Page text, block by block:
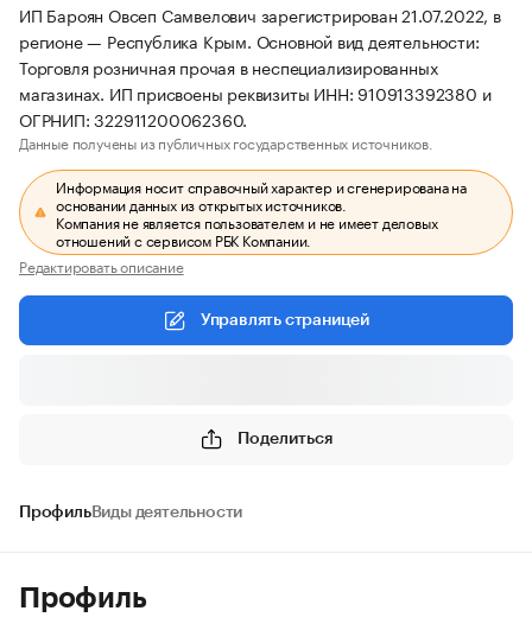
ИП Бароян Овсеп Самвелович зарегистрирован 21.07.2022, в
регионе — Республика Крым. Основной вид деятельности:
Торговля розничная прочая в неспециализированных
магазинах. ИП присвоены реквизиты ИНН: 910913392380 и
ОГРНИП: 322911200062360.
Данные получены из публичных государственных источников.
Информация носит справочный характер и сгенерирована на
основании данных из открытых источников.
Компания не является пользователем и не имеет деловых
отношений с сервисом РБК Компании.
Редактировать описание
Управлять страницей
Поделиться
ПрофильВиды деятельности
Профиль